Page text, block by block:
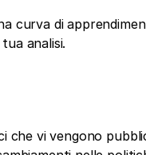
curva di
analisi.
che vi vengono